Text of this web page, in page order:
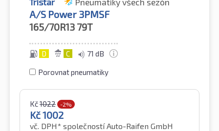
A/S Power 3PMSF
165/70R13 79T
D C 71 dB
Porovnat pneumatiky
Kč1022 -2%
Kč1002
vč. DPH* společností Auto-Raifen GmbH